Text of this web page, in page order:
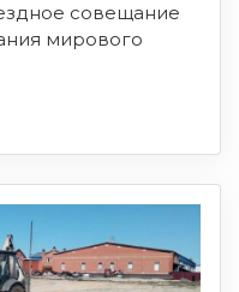
совещание
мирового